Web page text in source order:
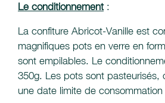
Le conditionnement:
La confiture Abricot-Vanille est
magnifiques pots en verre en
sont empilables. Le
350g. Les pots sont pasteurisés,
une date limite de